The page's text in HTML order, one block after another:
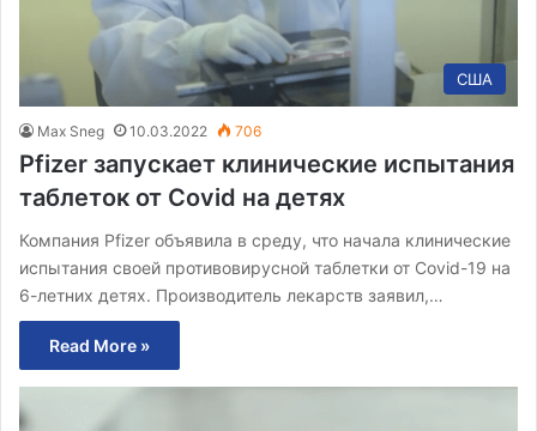
США
Max Sneg 10.03.2022 706
Pfizer запускает клинические испытания
таблеток от Covid на детях
Компания Pfizer объявила в среду, что начала клинические
испытания своей противовирусной таблетки от Covid-19 на
6-летних детях. Производитель лекарств заявил,…
Read More »